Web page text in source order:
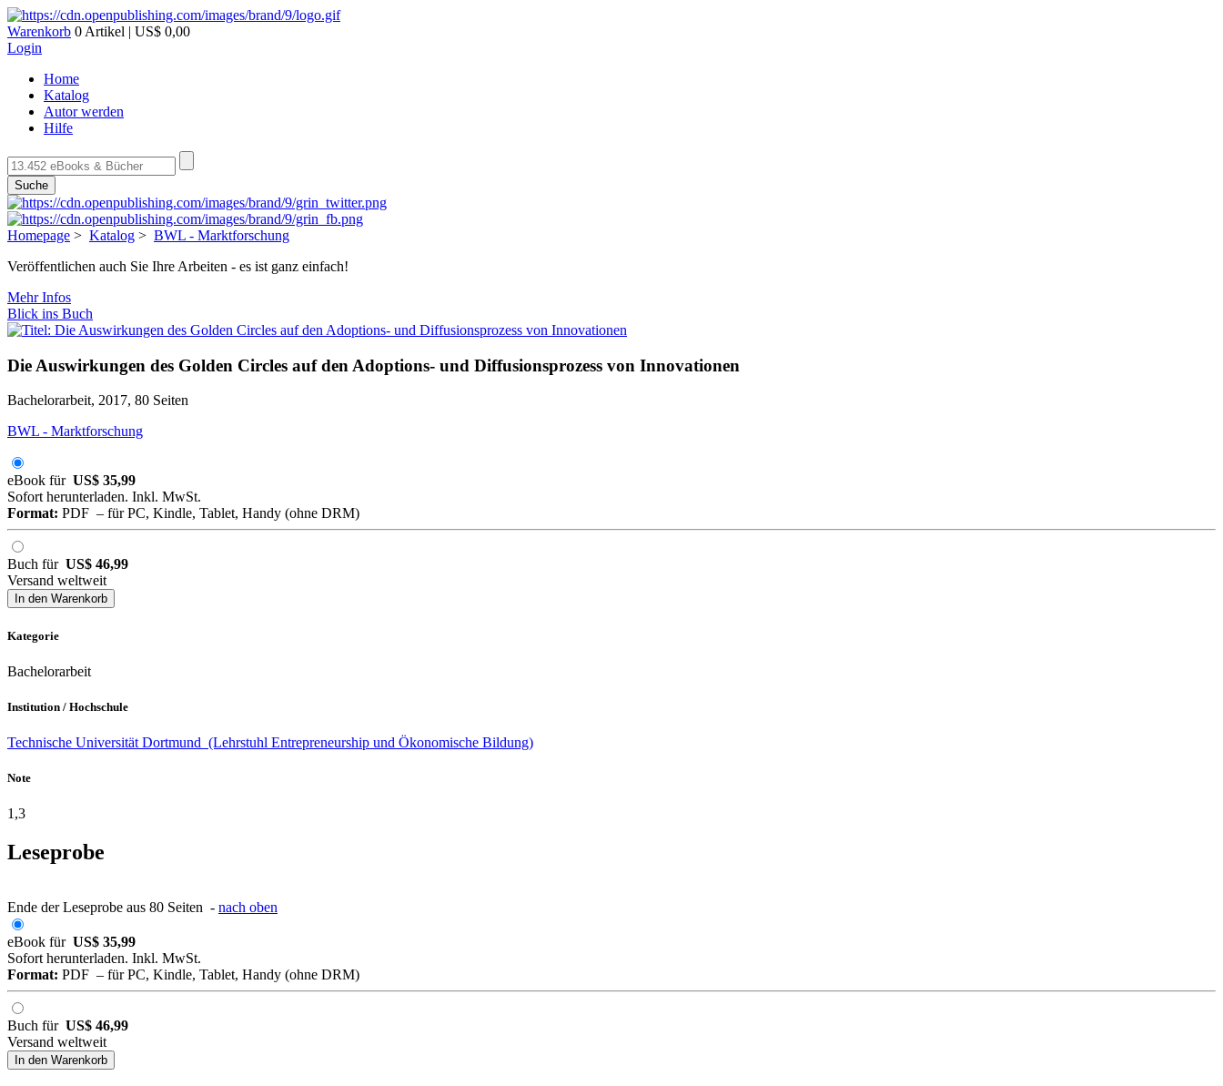
Warenkorb 0 Artikel | US$ 0,00
Login
Home
Katalog
Autor werden
Hilfe
Suche
Homepage > Katalog > BWL - Marktforschung
Veröffentlichen auch Sie Ihre Arbeiten - es ist ganz einfach!
Mehr Infos
Blick ins Buch
Die Auswirkungen des Golden Circles auf den Adoptions- und Diffusionsprozess von Innovationen
Bachelorarbeit, 2017, 80 Seiten
BWL - Marktforschung
eBook für US$ 35,99
Sofort herunterladen. Inkl. MwSt.
Format: PDF – für PC, Kindle, Tablet, Handy (ohne DRM)
Buch für US$ 46,99
Versand weltweit
In den Warenkorb
Kategorie
Bachelorarbeit
Institution / Hochschule
Technische Universität Dortmund (Lehrstuhl Entrepreneurship und Ökonomische Bildung)
Note
1,3
Leseprobe
Ende der Leseprobe aus 80 Seiten - nach oben
eBook für US$ 35,99
Sofort herunterladen. Inkl. MwSt.
Format: PDF – für PC, Kindle, Tablet, Handy (ohne DRM)
Buch für US$ 46,99
Versand weltweit
In den Warenkorb